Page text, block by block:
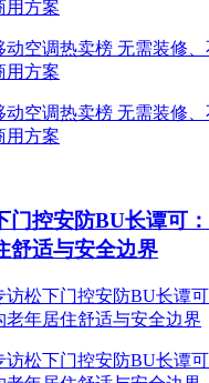
门控安防BU长谭可
舒适与安全边界